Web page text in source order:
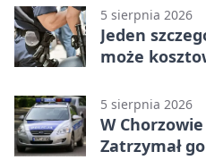
5 sierpnia 2026
Jeden
może
5 sierpnia 2026
W
Zatrzymał